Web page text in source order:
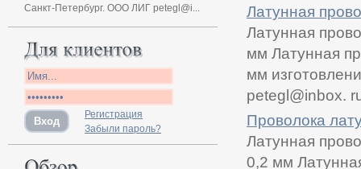
Латунная
Латунная
мм Латунная
мм
petegl@inbox.
Проволока
Латунная
0,2 мм
Санкт-Петербург. ООО ЛИГ petegl@i...
Регистрация
Забыли пароль?